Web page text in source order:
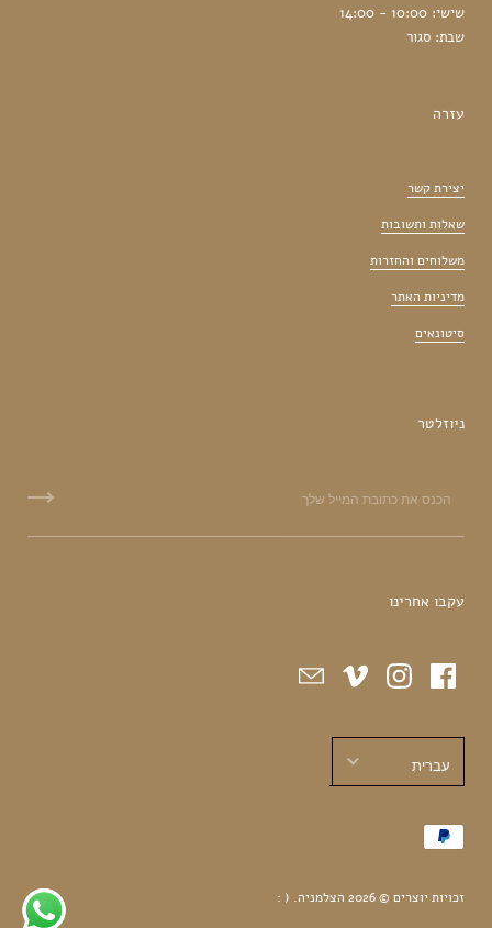
שישי: 10:00 - 14:00
שבת: סגור
עזרה
יצירת קשר
שאלות ותשובות
משלוחים והחזרות
מדיניות האתר
סיטונאים
ניוזלטר
עקבו אחרינו
עברית
זכויות יוצרים © 2026 הצלמניה.
( :